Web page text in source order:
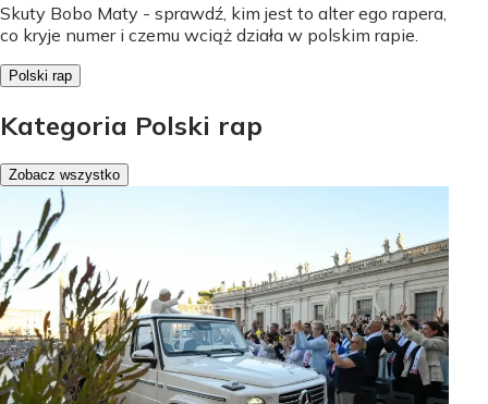
Skuty Bobo Maty - sprawdź, kim jest to alter ego rapera,
co kryje numer i czemu wciąż działa w polskim rapie.
Polski rap
Kategoria Polski rap
Zobacz wszystko